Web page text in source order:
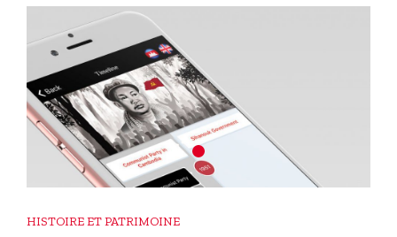
HISTOIRE ET PATRIMOINE